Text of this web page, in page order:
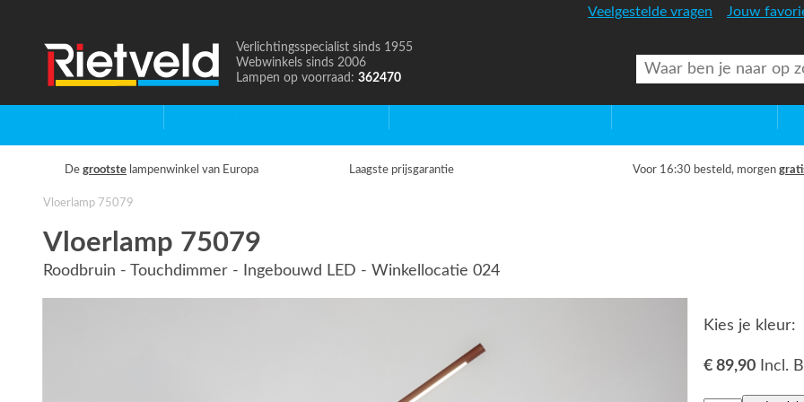
Veelgestelde vragen Jouw
Naar
de
Verlichtingsspecialist sinds 1955
Webwinkels sinds 2006
Lampen op voorraad: 362470
De grootste lampenwinkel van Europa Laagste prijsgarantie Voor 16:30 besteld, morgen
Vloerlamp 75079
Vloerlamp 75079
Roodbruin - Touchdimmer - Ingebouwd LED - Winkellocatie 024
Kies je kleur:
€ 89,90 Incl.